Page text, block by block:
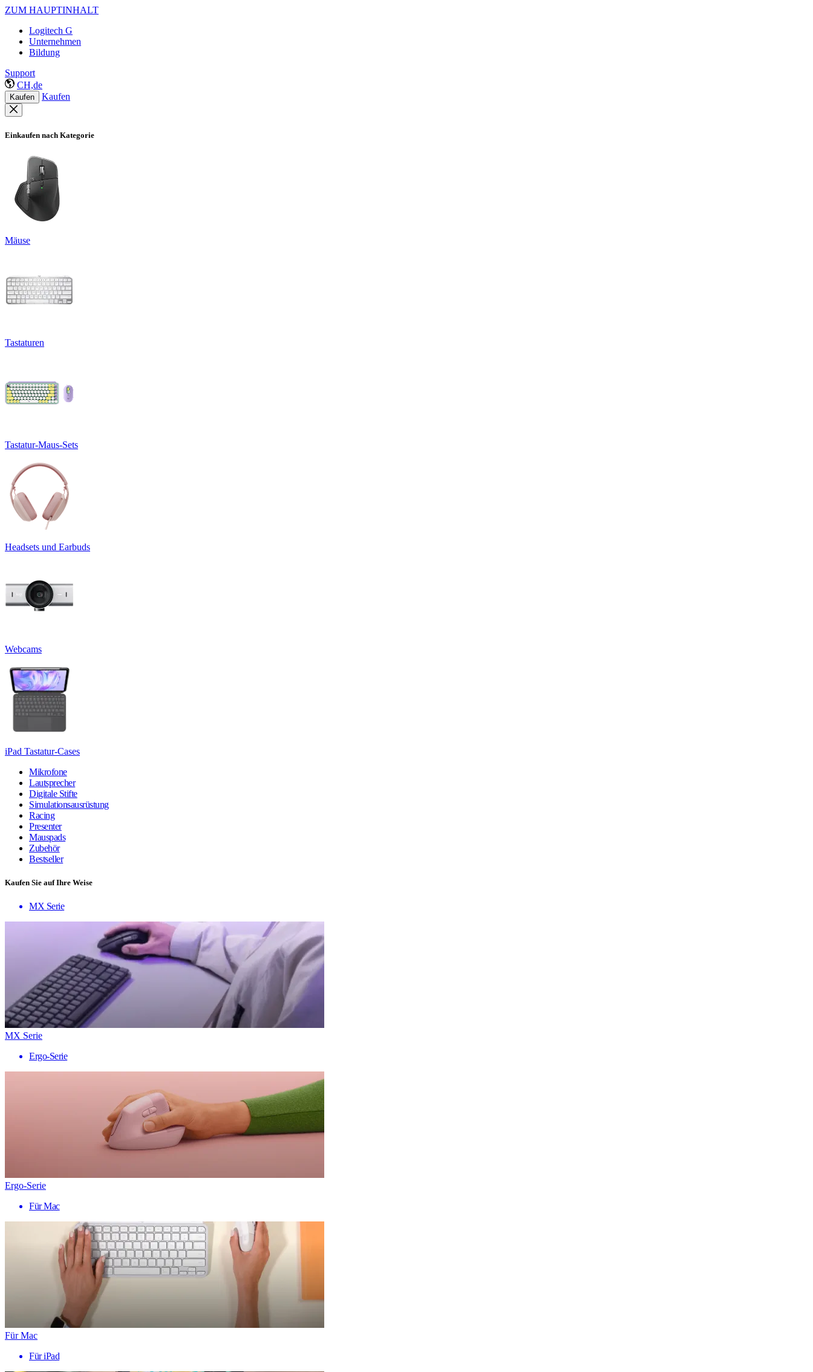
ZUM HAUPTINHALT
Logitech G
Unternehmen
Bildung
Support
CH,de
Kaufen Kaufen
Einkaufen nach Kategorie
Mäuse
Tastaturen
Tastatur-Maus-Sets
Headsets und Earbuds
Webcams
iPad Tastatur-Cases
Mikrofone
Lautsprecher
Digitale Stifte
Simulationsausrüstung
Racing
Presenter
Mauspads
Zubehör
Bestseller
Kaufen Sie auf Ihre Weise
MX Serie
MX Serie
Ergo-Serie
Ergo-Serie
Für Mac
Für Mac
Für iPad